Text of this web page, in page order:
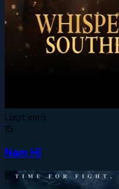
Lượt xem:
15
Nam Hí